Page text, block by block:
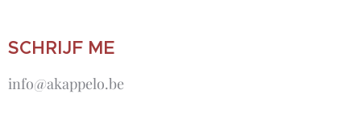
SCHRIJF ME
info@akappelo.be